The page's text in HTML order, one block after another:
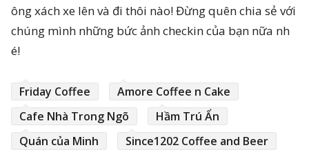
ông xách xe lên và đi thôi nào! Đừng quên chia sẻ với
chúng mình những bức ảnh checkin của bạn nữa nh
é!
Friday Coffee
Amore Coffee n Cake
Cafe Nhà Trong Ngõ
Hầm Trú Ẩn
Quán của Minh
Since1202 Coffee and Beer